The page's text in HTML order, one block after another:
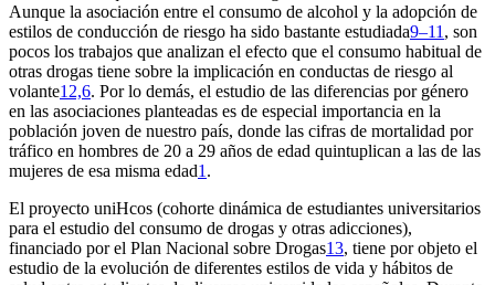
Aunque la asociación entre el consumo de alcohol y la adopción de
estilos de conducción de riesgo ha sido bastante estudiada9–11 , son
pocos los trabajos que analizan el efecto que el consumo habitual de
otras drogas tiene sobre la implicación en conductas de riesgo al
volante12,6. Por lo demás, el estudio de las diferencias por género
en las asociaciones planteadas es de especial importancia en la
población joven de nuestro país, donde las cifras de mortalidad por
tráfico en hombres de 20 a 29 años de edad quintuplican a las de las
mujeres de esa misma edad1 .
El proyecto uniHcos (cohorte dinámica de estudiantes universitarios
para el estudio del consumo de drogas y otras adicciones),
financiado por el Plan Nacional sobre Drogas13, tiene por objeto el
estudio de la evolución de diferentes estilos de vida y hábitos de